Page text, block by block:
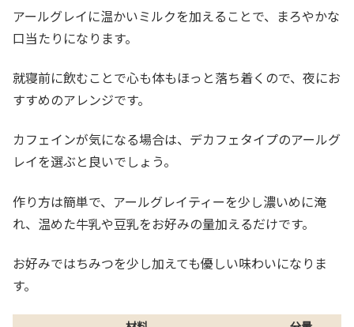
アールグレイに温かいミルクを加えることで、まろやかな
口当たりになります。
就寝前に飲むことで心も体もほっと落ち着くので、夜にお
すすめのアレンジです。
カフェインが気になる場合は、デカフェタイプのアールグ
レイを選ぶと良いでしょう。
作り方は簡単で、アールグレイティーを少し濃いめに淹
れ、温めた牛乳や豆乳をお好みの量加えるだけです。
お好みではちみつを少し加えても優しい味わいになりま
す。